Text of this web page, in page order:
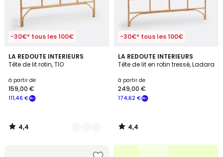
place
400,38
€.
-30€* tous les 100€
LA REDOUTE INTERIEURS
Tête de lit rotin, TIO
à partir de
111,46 €
159,00 €
4,4
/ 5
2
Couleurs
4,4
/
-30€* tous les 100€
LA REDOUTE INTERIEURS
Tête de lit en rotin tressé, Ladara
à partir de
174,62 €
249,00 €
4,4
/ 5
4,4
/